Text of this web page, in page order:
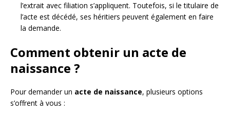
l’extrait avec filiation s’appliquent. Toutefois, si le titulaire de
l’acte est décédé, ses héritiers peuvent également en faire
la demande.
Comment obtenir un acte de
naissance ?
Pour demander un acte de naissance, plusieurs options
s’offrent à vous :